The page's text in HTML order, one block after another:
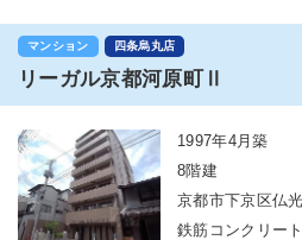
マンション 四条烏丸店
リーガル京都河原町Ⅱ
1997年4月築
8階建
京都市下京区仏
鉄筋コンクリート